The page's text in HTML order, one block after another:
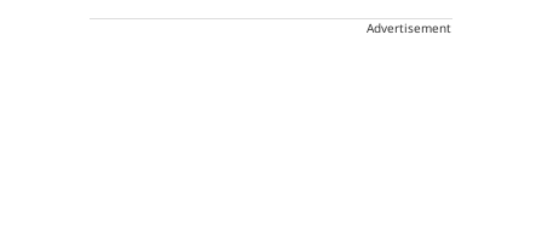
Advertisement